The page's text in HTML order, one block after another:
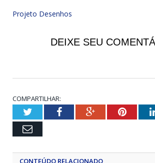
Projeto Desenhos
DEIXE SEU
COMPARTILHAR:
TwitterFacebookGoogle+
Email
CONTEÚDO RELACIONADO